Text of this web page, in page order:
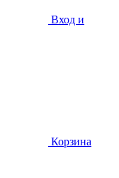
Вход и
Корзина